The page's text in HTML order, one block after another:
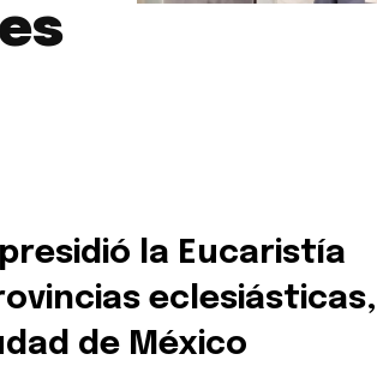
presidió la Eucaristía
eclesiásticas,
de México